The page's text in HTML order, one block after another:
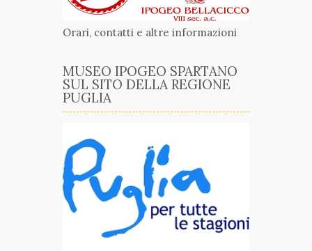
Orari, contatti e altre informazioni
MUSEO IPOGEO SPARTANO
SUL SITO DELLA REGIONE
PUGLIA